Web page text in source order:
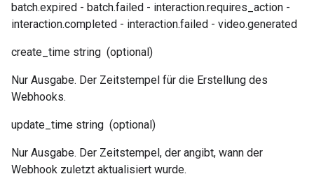
batch.expired - batch.failed - interaction.requires_action -
interaction.completed - interaction.failed - video.generated
create_time string (optional)
Nur Ausgabe. Der Zeitstempel für die Erstellung des
Webhooks.
update_time string (optional)
Nur Ausgabe. Der Zeitstempel, der angibt, wann der
Webhook zuletzt aktualisiert wurde.